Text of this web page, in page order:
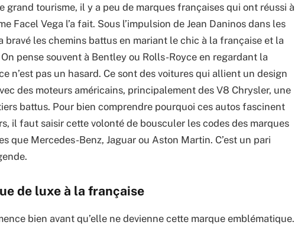
grand tourisme, il y a peu de marques françaises qui ont réussi à
Facel Vega l’a fait. Sous l’impulsion de Jean Daninos dans les
bravé les chemins battus en mariant le chic à la française et la
pense souvent à Bentley ou Rolls-Royce en regardant la
n’est pas un hasard. Ce sont des voitures qui allient un design
des moteurs américains, principalement des V8 Chrysler, une
battus. Pour bien comprendre pourquoi ces autos fascinent
il faut saisir cette volonté de bousculer les codes des marques
que Mercedes-Benz, Jaguar ou Aston Martin. C’est un pari
de luxe à la française
bien avant qu’elle ne devienne cette marque emblématique.